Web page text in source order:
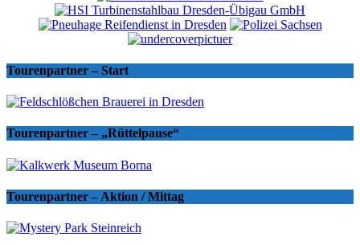
Tourenpartner – Start
Tourenpartner – „Rüttelpause“
Tourenpartner – Aktion / Mittag